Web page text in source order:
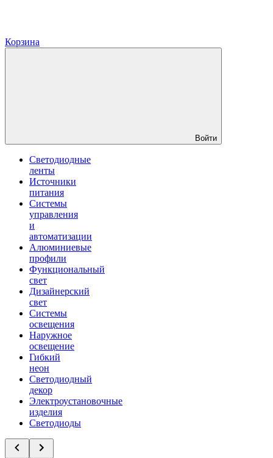
Корзина
Войти
Светодиодные
ленты
Источники
питания
Системы
управления
и
автоматизации
Алюминиевые
профили
Функциональный
свет
Дизайнерский
свет
Системы
освещения
Наружное
освещение
Гибкий
неон
Светодиодный
декор
Электроустановочные
изделия
Светодиоды